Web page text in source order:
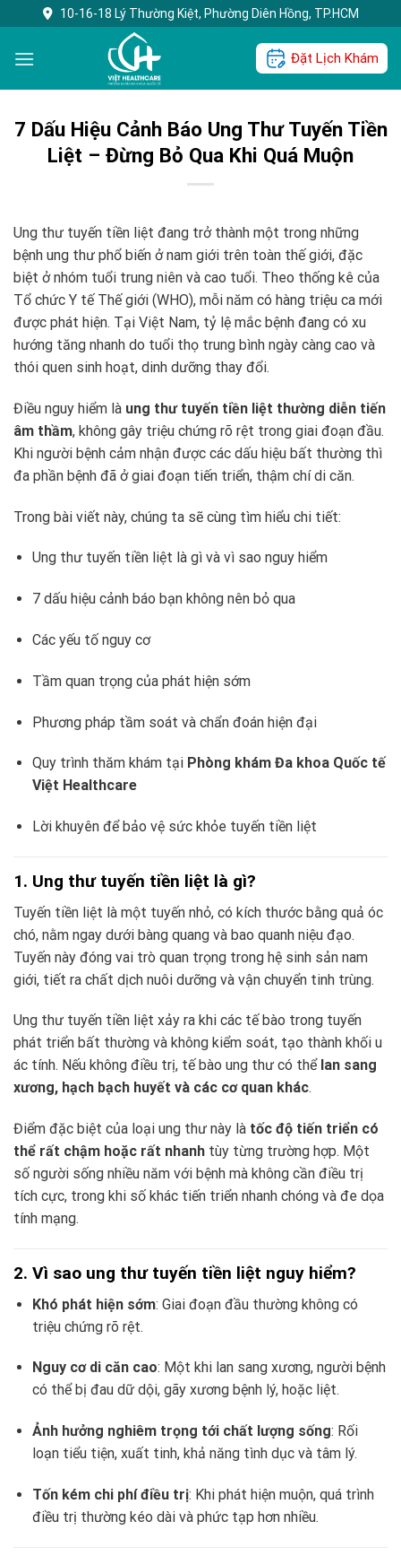
to
content
10-16-18 Lý Thường Kiệt, Phường Diên Hồng, TP.HCM
Đặt Lịch Khám
7 Dấu Hiệu Cảnh Báo Ung Thư Tuyến Tiền
Liệt – Đừng Bỏ Qua Khi Quá Muộn
Ung thư tuyến tiền liệt đang trở thành một trong những
bệnh ung thư phổ biến ở nam giới trên toàn thế giới, đặc
biệt ở nhóm tuổi trung niên và cao tuổi. Theo thống kê của
Tổ chức Y tế Thế giới (WHO), mỗi năm có hàng triệu ca mới
được phát hiện. Tại Việt Nam, tỷ lệ mắc bệnh đang có xu
hướng tăng nhanh do tuổi thọ trung bình ngày càng cao và
thói quen sinh hoạt, dinh dưỡng thay đổi.
Điều nguy hiểm là ung thư tuyến tiền liệt thường diễn tiến
âm thầm, không gây triệu chứng rõ rệt trong giai đoạn đầu.
Khi người bệnh cảm nhận được các dấu hiệu bất thường thì
đa phần bệnh đã ở giai đoạn tiến triển, thậm chí di căn.
Trong bài viết này, chúng ta sẽ cùng tìm hiểu chi tiết:
Ung thư tuyến tiền liệt là gì và vì sao nguy hiểm
7 dấu hiệu cảnh báo bạn không nên bỏ qua
Các yếu tố nguy cơ
Tầm quan trọng của phát hiện sớm
Phương pháp tầm soát và chẩn đoán hiện đại
Quy trình thăm khám tại Phòng khám Đa khoa Quốc tế
Việt Healthcare
Lời khuyên để bảo vệ sức khỏe tuyến tiền liệt
1. Ung thư tuyến tiền liệt là gì?
Tuyến tiền liệt là một tuyến nhỏ, có kích thước bằng quả óc
chó, nằm ngay dưới bàng quang và bao quanh niệu đạo.
Tuyến này đóng vai trò quan trọng trong hệ sinh sản nam
giới, tiết ra chất dịch nuôi dưỡng và vận chuyển tinh trùng.
Ung thư tuyến tiền liệt xảy ra khi các tế bào trong tuyến
phát triển bất thường và không kiểm soát, tạo thành khối u
ác tính. Nếu không điều trị, tế bào ung thư có thể lan sang
xương, hạch bạch huyết và các cơ quan khác.
Điểm đặc biệt của loại ung thư này là tốc độ tiến triển có
thể rất chậm hoặc rất nhanh tùy từng trường hợp. Một
số người sống nhiều năm với bệnh mà không cần điều trị
tích cực, trong khi số khác tiến triển nhanh chóng và đe dọa
tính mạng.
2. Vì sao ung thư tuyến tiền liệt nguy hiểm?
Khó phát hiện sớm: Giai đoạn đầu thường không có
triệu chứng rõ rệt.
Nguy cơ di căn cao: Một khi lan sang xương, người bệnh
có thể bị đau dữ dội, gãy xương bệnh lý, hoặc liệt.
Ảnh hưởng nghiêm trọng tới chất lượng sống: Rối
loạn tiểu tiện, xuất tinh, khả năng tình dục và tâm lý.
Tốn kém chi phí điều trị: Khi phát hiện muộn, quá trình
điều trị thường kéo dài và phức tạp hơn nhiều.